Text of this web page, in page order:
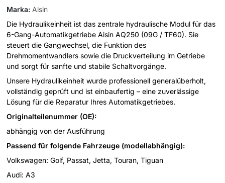
Marka: Aisin
Die Hydraulikeinheit ist das zentrale hydraulische Modul für das
6-Gang-Automatikgetriebe Aisin AQ250 (09G / TF60). Sie
steuert die Gangwechsel, die Funktion des
Drehmomentwandlers sowie die Druckverteilung im Getriebe
und sorgt für sanfte und stabile Schaltvorgänge.
Unsere Hydraulikeinheit wurde professionell generalüberholt,
vollständig geprüft und ist einbaufertig – eine zuverlässige
Lösung für die Reparatur Ihres Automatikgetriebes.
Originalteilenummer (OE):
abhängig von der Ausführung
Passend für folgende Fahrzeuge (modellabhängig):
Volkswagen: Golf, Passat, Jetta, Touran, Tiguan
Audi: A3